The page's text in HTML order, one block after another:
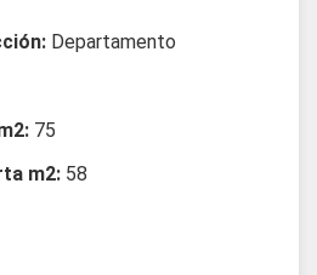
Departamento
75
m2: 58